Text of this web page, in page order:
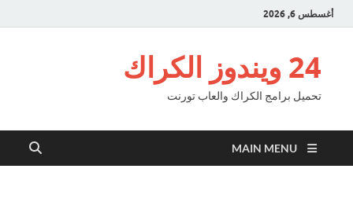
أغسطس 6, 2026
24 ويندوز الكراك
تحميل برامج الكراك والعاب تورنت
MAIN MENU